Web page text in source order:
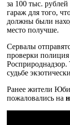
за 100 тыс.
гараж для того,
должны были
место получше.
Сервалы
проверки
судьбе
Ранее жители
пожаловались на